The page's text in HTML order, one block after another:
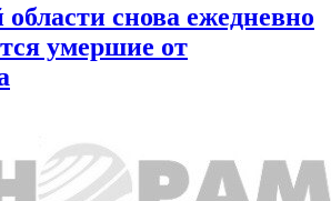
снова ежедневно
умершие от